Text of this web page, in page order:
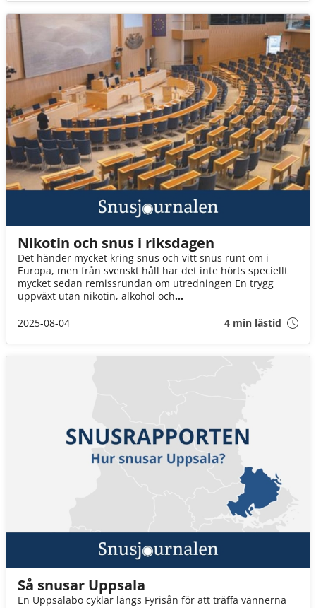
Nikotin och snus i riksdagen
Det händer mycket kring snus och vitt snus runt om i
Europa, men från svenskt håll har det inte hörts speciellt
mycket sedan remissrundan om utredningen En trygg
uppväxt utan nikotin, alkohol och
att undersöka saken: Vilka riksdagsledamöter har
svarar regeringens företrädare om vägen framåt?
2025-08-04 4 min lästid
Så snusar Uppsala
En Uppsalabo cyklar längs Fyrisån för att träffa vännerna